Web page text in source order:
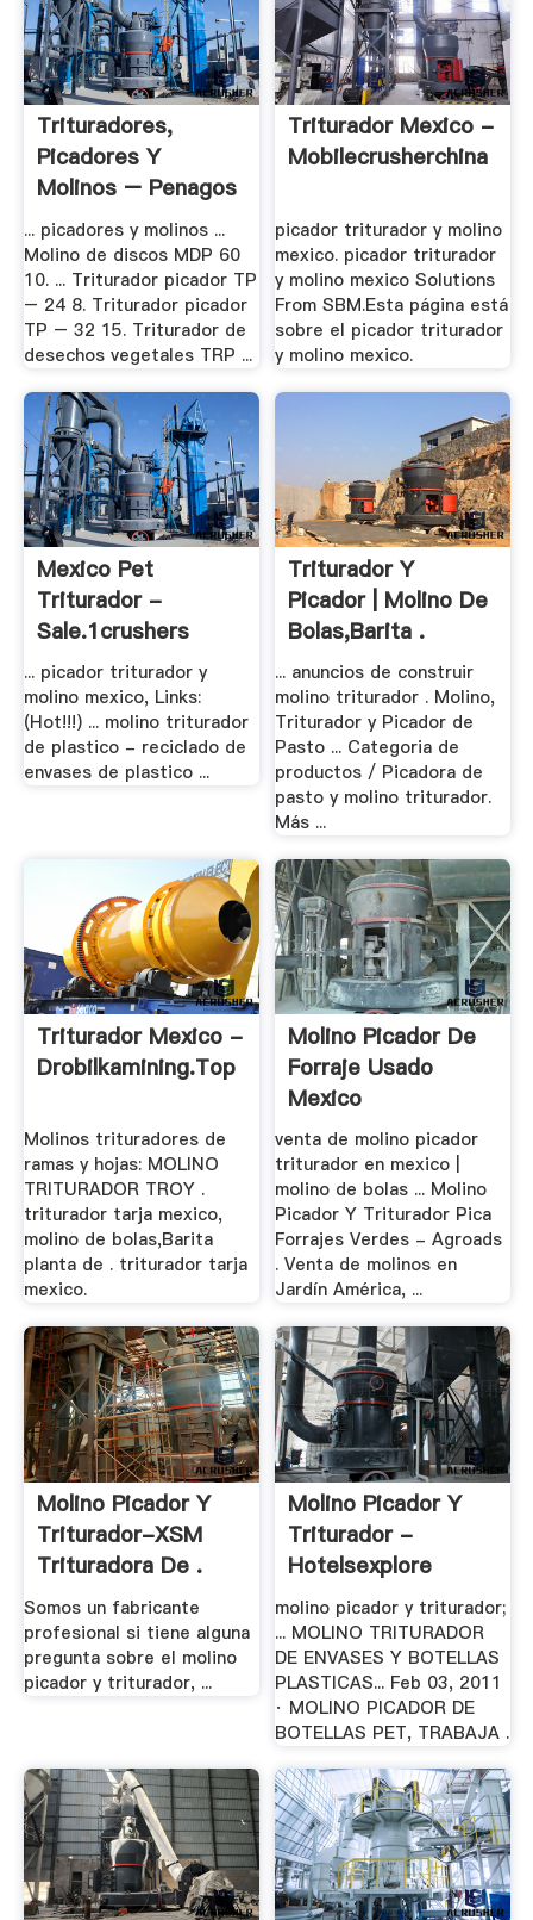
Trituradores,
Picadores Y
Molinos – Penagos
.
... picadores y molinos ...
Molino de discos MDP 60
10. ... Triturador picador TP
– 24 8. Triturador picador
TP – 32 15. Triturador de
desechos vegetales TRP ...
Triturador Mexico -
Mobilecrusherchina
picador triturador y molino
mexico. picador triturador
y molino mexico Solutions
From SBM.Esta página está
sobre el picador triturador
y molino mexico.
Mexico Pet
Triturador -
Sale.1crushers
... picador triturador y
molino mexico, Links:
(Hot!!!) ... molino triturador
de plastico - reciclado de
envases de plastico ...
Triturador Y
Picador | Molino De
Bolas,Barita .
... anuncios de construir
molino triturador . Molino,
Triturador y Picador de
Pasto ... Categoria de
productos / Picadora de
pasto y molino triturador.
Más ...
Triturador Mexico -
Drobilkamining.top
Molinos trituradores de
ramas y hojas: MOLINO
TRITURADOR TROY .
triturador tarja mexico,
molino de bolas,Barita
planta de . triturador tarja
mexico.
Molino Picador De
Forraje Usado
Mexico
venta de molino picador
triturador en mexico |
molino de bolas ... Molino
Picador Y Triturador Pica
Forrajes Verdes - Agroads
. Venta de molinos en
Jardín América, ...
Molino Picador Y
Triturador-XSM
Trituradora De .
Somos un fabricante
profesional si tiene alguna
pregunta sobre el molino
picador y triturador, ...
Molino Picador Y
Triturador -
Hotelsexplore
molino picador y triturador;
... MOLINO TRITURADOR
DE ENVASES Y BOTELLAS
PLASTICAS... Feb 03, 2011
· MOLINO PICADOR DE
BOTELLAS PET, TRABAJA .